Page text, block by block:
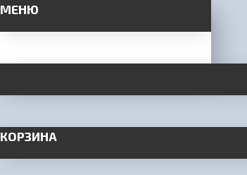
МЕНЮ
КОРЗИНА